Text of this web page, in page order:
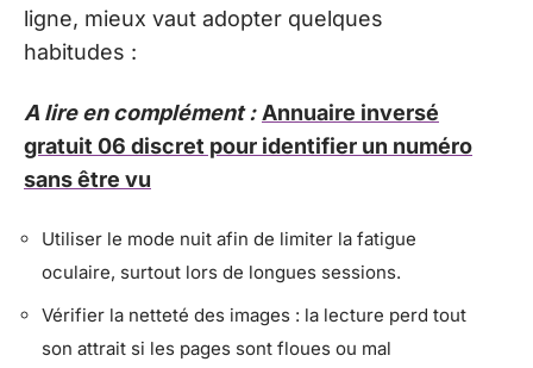
ligne, mieux vaut adopter quelques
habitudes :
A lire en complément : Annuaire inversé
gratuit 06 discret pour identifier un numéro
sans être vu
Utiliser le mode nuit afin de limiter la fatigue
oculaire, surtout lors de longues sessions.
Vérifier la netteté des images : la lecture perd tout
son attrait si les pages sont floues ou mal